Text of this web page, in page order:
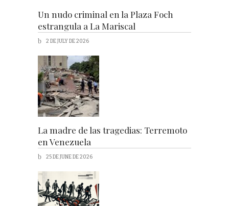
Un nudo criminal en la Plaza Foch
estrangula a La Mariscal
2 DE JULY DE 2026
La madre de las tragedias: Terremoto
en Venezuela
25 DE JUNE DE 2026